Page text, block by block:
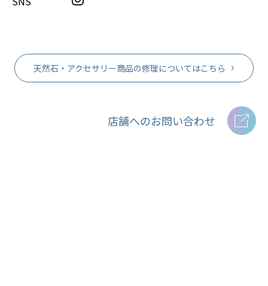
天然石・アクセサリー商品の修理についてはこちら
店舗へのお問い合わせ